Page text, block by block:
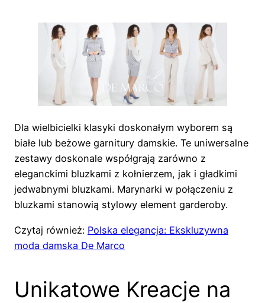
Dla wielbicielki klasyki doskonałym wyborem są
białe lub beżowe garnitury damskie. Te uniwersalne
zestawy doskonale współgrają zarówno z
eleganckimi bluzkami z kołnierzem, jak i gładkimi
jedwabnymi bluzkami. Marynarki w połączeniu z
bluzkami stanowią stylowy element garderoby.
Czytaj również: Polska elegancja: Ekskluzywna
moda damska De Marco
Unikatowe Kreacje na